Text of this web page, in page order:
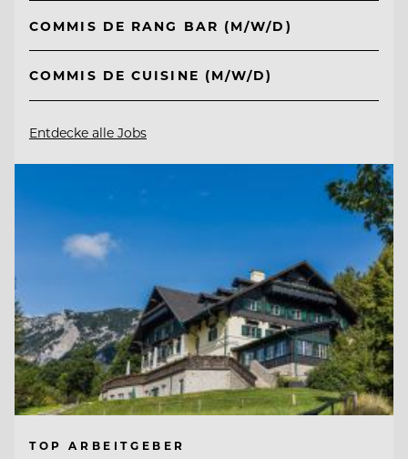
COMMIS DE RANG BAR (M/W/D)
COMMIS DE CUISINE (M/W/D)
Entdecke alle Jobs
TOP ARBEITGEBER